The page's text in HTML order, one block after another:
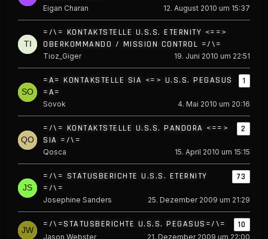
Eigan Charan 12. August 2010 um 15:37
=/\= KONTAKTSTELLE U.S.S. ETERNITY <==>
OBERKOMMANDO / MISSION CONTROL =/\=
Tioz_Giger 19. Juni 2010 um 22:51
=A= KONTAKSTELLE SIA <=> U.S.S. PEGASUS
=A=
1
Sovok 4. Mai 2010 um 20:16
=/\= KONTAKTSTELLE U.S.S. PANDORA <==>
SIA =/\=
2
Qosca 15. April 2010 um 15:15
=/\= STATUSBERICHTE U.S.S. ETERNITY
=/\=
73
Josephine Sanders 25. Dezember 2009 um 21:29
=/\=STATUSBERICHTE U.S.S. PEGASUS=/\= 10
Jason Webster 21. Dezember 2009 um 22:00